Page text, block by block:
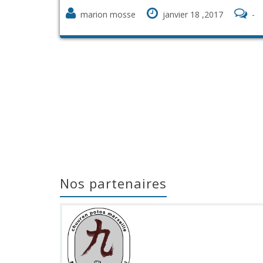
marion mosse janvier 18 ,2017 -
Nos partenaires